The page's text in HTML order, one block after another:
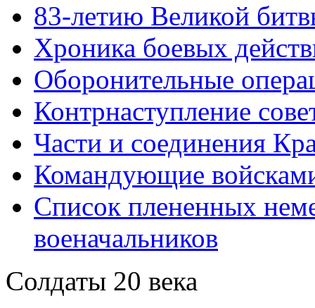
83-летию Великой
Хроника боевых
Оборонительные
Контрнаступление
Части и соединения
Командующие
Список плененных
военачальников
Солдаты 20 века